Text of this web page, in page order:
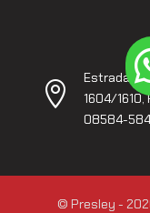

Estrada
1604/
08584-584
© Presley -